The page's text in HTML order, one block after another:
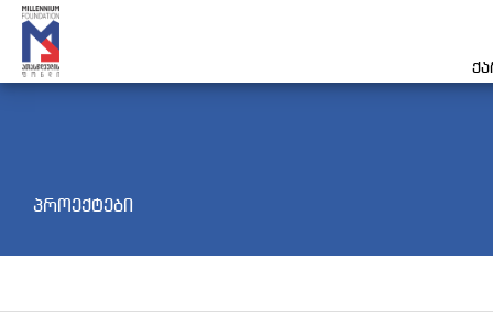
პროექტები